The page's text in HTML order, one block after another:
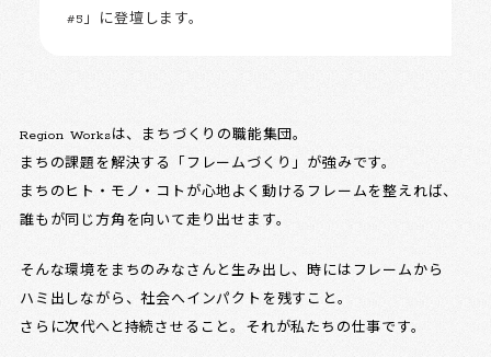
#5」に登壇します。
Region Worksは、まちづくりの職能集団。
まちの課題を解決する「フレームづくり」が強みです。
まちのヒト・モノ・コトが心地よく動けるフレームを整えれば、
誰もが同じ方角を向いて走り出せます。
そんな環境をまちのみなさんと生み出し、時にはフレームから
ハミ出しながら、社会へインパクトを残すこと。
さらに次代へと持続させること。それが私たちの仕事です。